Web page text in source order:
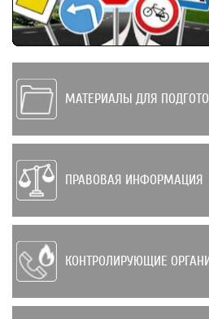
МАТЕРИАЛЫ ДЛЯ
ПРАВОВАЯ ИНФОРМАЦИЯ
КОНТРОЛИРУЮЩИЕ